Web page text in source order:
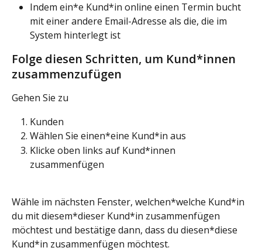
Indem ein*e Kund*in online einen Termin bucht
mit einer andere Email-Adresse als die, die im
System hinterlegt ist
Folge diesen Schritten, um Kund*innen
zusammenzufügen
Gehen Sie zu
Kunden
Wählen Sie einen*eine Kund*in aus
Klicke oben links auf Kund*innen
zusammenfügen
Wähle im nächsten Fenster, welchen*welche Kund*in
du mit diesem*dieser Kund*in zusammenfügen
möchtest und bestätige dann, dass du diesen*diese
Kund*in zusammenfügen möchtest.